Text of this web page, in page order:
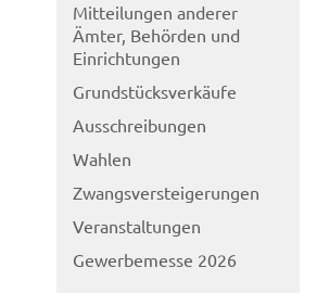
Mitteilungen anderer
Ämter, Behörden und
Einrichtungen
Grundstücksverkäufe
Ausschreibungen
Wahlen
Zwangsversteigerungen
Veranstaltungen
Gewerbemesse 2026